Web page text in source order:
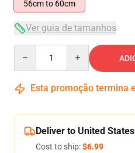
56cm to 60cm
Ver guia de tamanhos
Esta promoção termina
Deliver to United States
Cost to ship:$6.99